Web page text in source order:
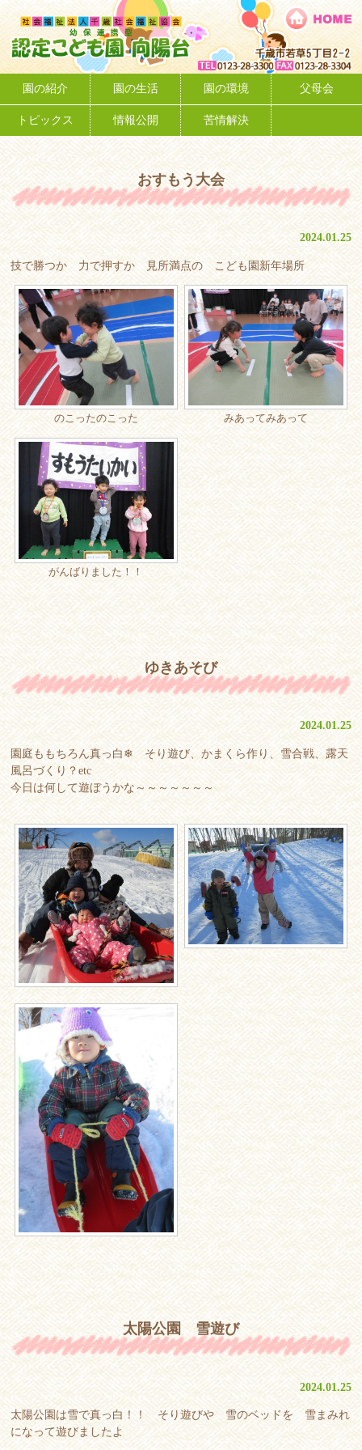
おすもう大会
2024.01.25
技で勝つか 力で押すか 見所満点の こども園新年場所
のこったのこった みあってみあって
がんばりました！！
ゆきあそび
2024.01.25
園庭ももちろん真っ白❄ そり遊び、かまくら作り、雪合戦、露天
風呂づくり？etc
今日は何して遊ぼうかな～～～～～～～
太陽公園 雪遊び
2024.01.25
太陽公園は雪で真っ白！！ そり遊びや 雪のベッドを 雪まみれ
になって遊びましたよ